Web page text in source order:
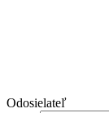
Odosielateľ